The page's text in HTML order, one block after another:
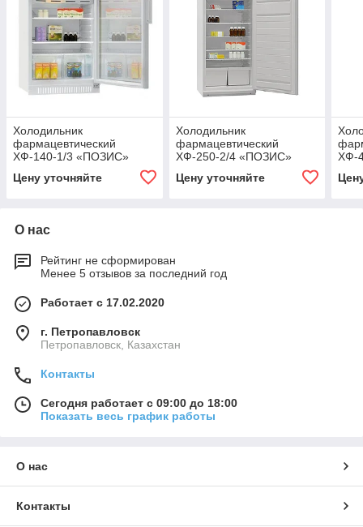
Холодильник
фармацевтический
ХФ-140-1/3 «ПОЗИС»
Цену уточняйте
Холодильник
фармацевтический
ХФ-250-2/4 «ПОЗИС»
дверь)
Цену уточняйте
ХФ-
О нас
Рейтинг не сформирован
Менее 5 отзывов за последний год
Работает с 17.02.2020
г. Петропавловск
Петропавловск, Казахстан
Контакты
Сегодня работает с 09:00 до 18:00
Показать весь график работы
О нас
Контакты